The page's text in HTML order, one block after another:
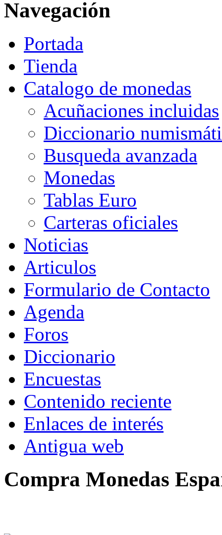
Navegación
Portada
Tienda
Catalogo de monedas
Acuñaciones incluidas
Diccionario
Busqueda avanzada
Monedas
Tablas Euro
Carteras oficiales
Noticias
Articulos
Formulario de Contacto
Agenda
Foros
Diccionario
Encuestas
Contenido reciente
Enlaces de interés
Antigua web
Compra Monedas